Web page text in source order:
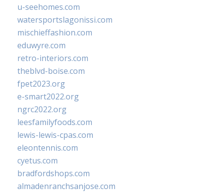
u-seehomes.com
watersportslagonissi.com
mischieffashion.com
eduwyre.com
retro-interiors.com
theblvd-boise.com
fpet2023.org
e-smart2022.org
ngrc2022.org
leesfamilyfoods.com
lewis-lewis-cpas.com
eleontennis.com
cyetus.com
bradfordshops.com
almadenranchsanjose.com